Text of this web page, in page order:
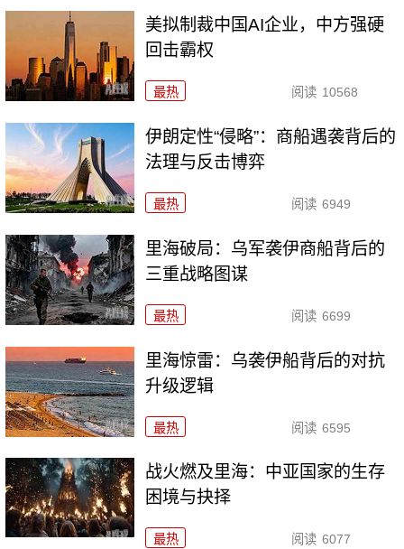
美拟制裁中国AI企业，中方强硬
回击霸权
最热 阅读 10568
伊朗定性“侵略”：商船遇袭背后的
法理与反击博弈
最热 阅读 6949
里海破局：乌军袭伊商船背后的
三重战略图谋
最热 阅读 6699
里海惊雷：乌袭伊船背后的对抗
升级逻辑
最热 阅读 6595
战火燃及里海：中亚国家的生存
困境与抉择
最热 阅读 6077